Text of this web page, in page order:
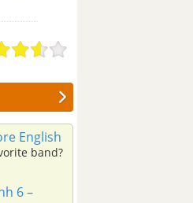
English
band?
6 –